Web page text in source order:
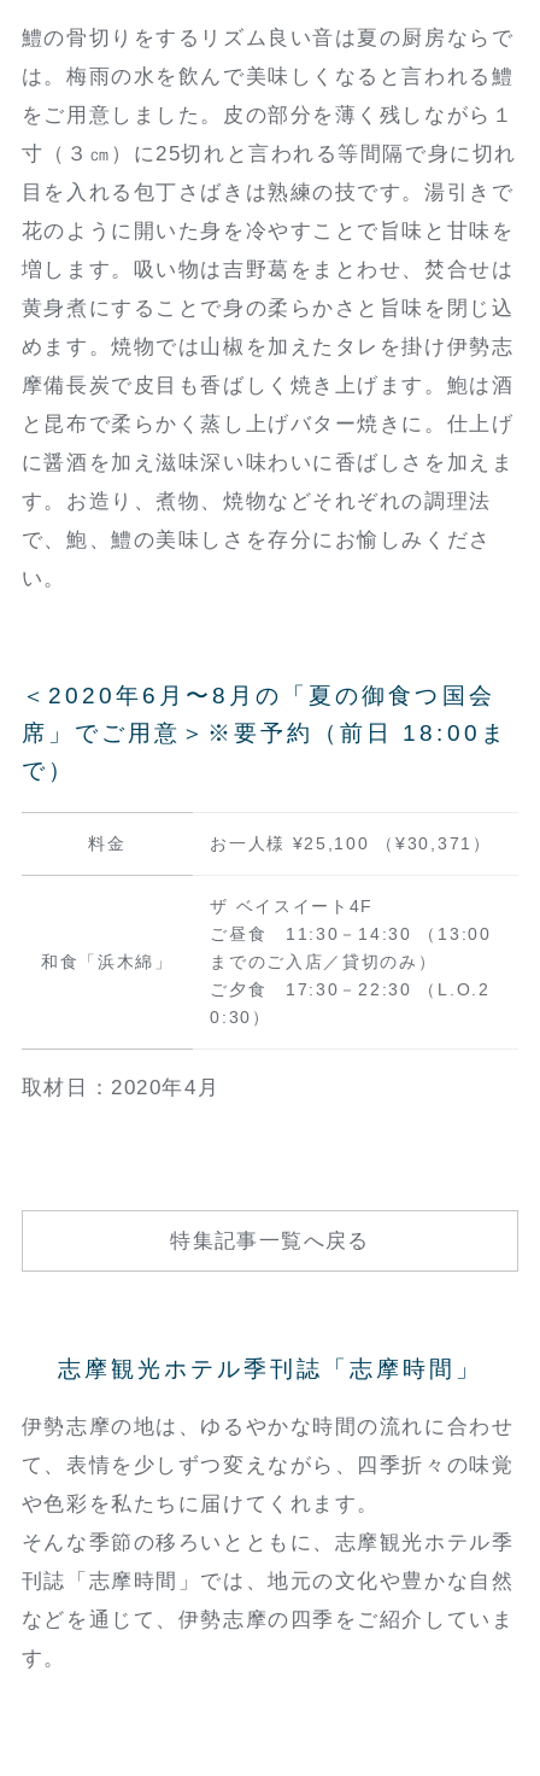
鱧の骨切りをするリズム良い音は夏の厨房ならで
は。梅雨の水を飲んで美味しくなると言われる鱧
をご用意しました。皮の部分を薄く残しながら１
寸（３㎝）に25切れと言われる等間隔で身に切れ
目を入れる包丁さばきは熟練の技です。湯引きで
花のように開いた身を冷やすことで旨味と甘味を
増します。吸い物は吉野葛をまとわせ、焚合せは
黄身煮にすることで身の柔らかさと旨味を閉じ込
めます。焼物では山椒を加えたタレを掛け伊勢志
摩備長炭で皮目も香ばしく焼き上げます。鮑は酒
と昆布で柔らかく蒸し上げバター焼きに。仕上げ
に醤酒を加え滋味深い味わいに香ばしさを加えま
す。お造り、煮物、焼物などそれぞれの調理法
で、鮑、鱧の美味しさを存分にお愉しみくださ
い。
＜2020年6月〜8月の「夏の御食つ国会
席」でご用意＞※要予約（前日 18:00ま
で）
料金 お一人様 ¥25,100 （¥30,371）
和食「浜木綿」
ザ ベイスイート4F
ご昼食 11:30－14:30 （13:00
までのご入店／貸切のみ）
ご夕食 17:30－22:30 （L.O.2
0:30）
取材日：2020年4月
特集記事一覧へ戻る
志摩観光ホテル季刊誌「志摩時間」
伊勢志摩の地は、ゆるやかな時間の流れに合わせ
て、表情を少しずつ変えながら、四季折々の味覚
や色彩を私たちに届けてくれます。
そんな季節の移ろいとともに、志摩観光ホテル季
刊誌「志摩時間」では、地元の文化や豊かな自然
などを通じて、伊勢志摩の四季をご紹介していま
す。